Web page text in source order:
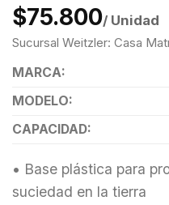
$75.800/ Unidad
Sucursal Weitzler: Casa
MARCA:
MODELO:
CAPACIDAD:
• Base plástica para
suciedad en la tierra